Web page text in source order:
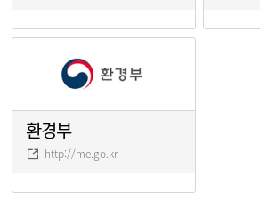
환경부
http://me.go.kr